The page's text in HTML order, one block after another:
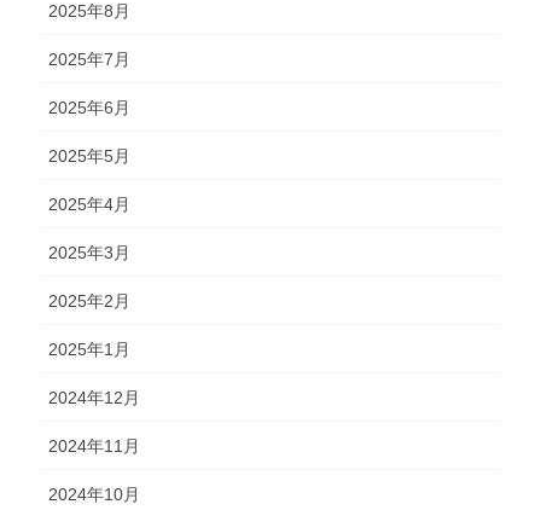
2025年8月
2025年7月
2025年6月
2025年5月
2025年4月
2025年3月
2025年2月
2025年1月
2024年12月
2024年11月
2024年10月